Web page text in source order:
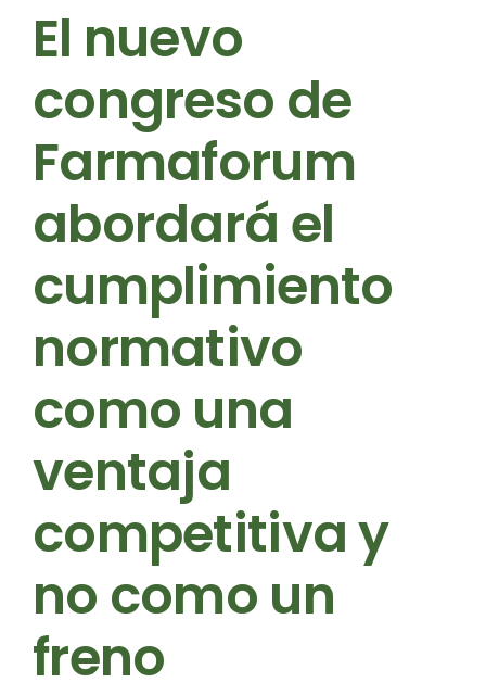
El nuevo
congreso de
Farmaforum
abordará el
cumplimiento
normativo
como una
ventaja
competitiva y
no como un
freno